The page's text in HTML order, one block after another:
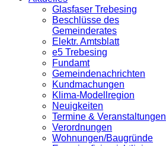
Glasfaser Trebesing
Beschlüsse des
Gemeinderates
Elektr. Amtsblatt
e5 Trebesing
Fundamt
Gemeindenachrichten
Kundmachungen
Klima-Modellregion
Neuigkeiten
Termine & Veranstaltungen
Verordnungen
Wohnungen/Baugründe